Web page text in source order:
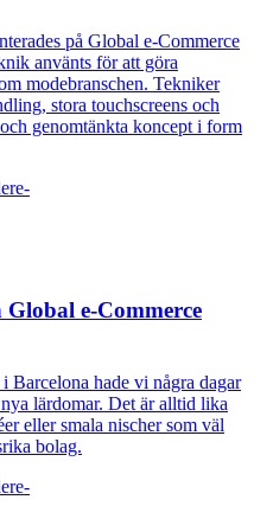
på Global e-Commerce
använts för att göra
modebranschen. Tekniker
stora touchscreens och
genomtänkta koncept i form
e-
e-Commerce
Barcelona hade vi några dagar
lärdomar. Det är alltid lika
eller smala nischer som väl
bolag.
e-